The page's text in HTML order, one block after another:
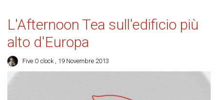
L'Afternoon Tea sull'edificio più
alto d'Europa
Five O clock , 19 Novembre 2013